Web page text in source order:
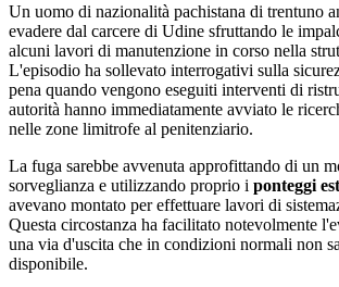
Un uomo di nazionalità pachistana di trentuno
evadere dal carcere di Udine sfruttando le
alcuni lavori di manutenzione in corso nella
L'episodio ha sollevato interrogativi sulla
pena quando vengono eseguiti interventi di
autorità hanno immediatamente avviato le
nelle zone limitrofe al penitenziario.
La fuga sarebbe avvenuta approfittando di un
sorveglianza e utilizzando proprio i ponteggi
avevano montato per effettuare lavori di
Questa circostanza ha facilitato notevolmente
una via d'uscita che in condizioni normali non
disponibile.